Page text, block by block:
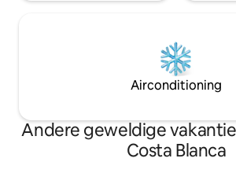
Airconditioning
Andere geweldige
Costa Blanca